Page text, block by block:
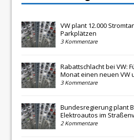
VW plant 12.000
Parkplätzen
3 Kommentare
Rabattschlacht bei VW:
Monat einen neuen VW
3 Kommentare
Bundesregierung plant
Elektroautos im
2 Kommentare